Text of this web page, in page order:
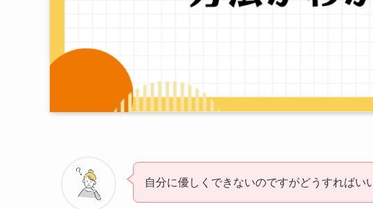
自分に優しくできないのですがどうすればい